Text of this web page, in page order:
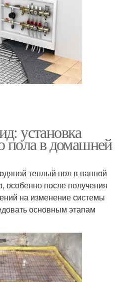
установка
пола в домашней
теплый пол в ванной
особенно после получения
на изменение системы
основным этапам